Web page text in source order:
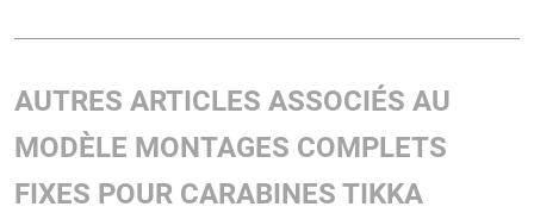
AUTRES ARTICLES ASSOCIÉS AU
MODÈLE MONTAGES COMPLETS
FIXES POUR CARABINES TIKKA